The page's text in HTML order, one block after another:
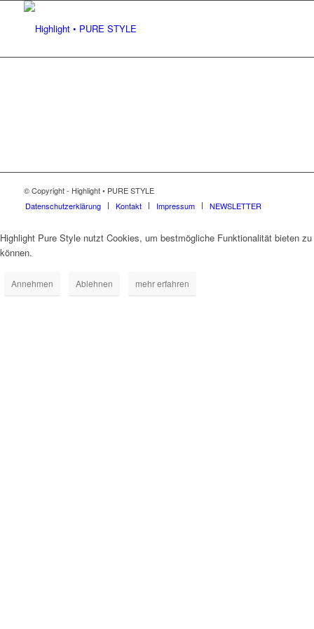
© Copyright - Highlight • PURE STYLE
Datenschutzerklärung
Kontakt Impressum NEWSLETTER
Highlight Pure Style nutzt Cookies, um bestmögliche Funktionalität bieten zu
können.
Annehmen Ablehnen mehr erfahren